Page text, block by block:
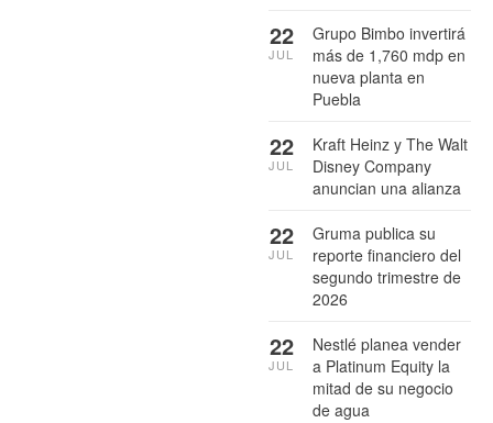
Grupo Bimbo invertirá
más de 1,760 mdp en
nueva planta en
Puebla
22
JUL
Kraft Heinz y The Walt
Disney Company
anuncian una alianza
22
JUL
Gruma publica su
reporte financiero del
segundo trimestre de
2026
22
JUL
Nestlé planea vender
a Platinum Equity la
mitad de su negocio
de agua
22
JUL